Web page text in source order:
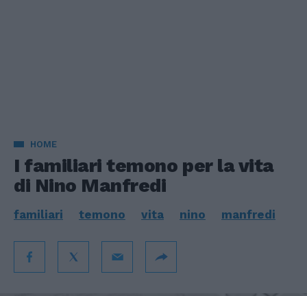
HOME
I familiari temono per la vita
di Nino Manfredi
familiari temono vita nino manfredi